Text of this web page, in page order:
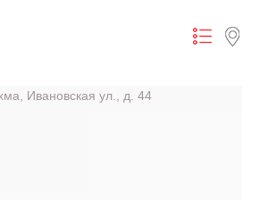
Ивановская ул., д. 44